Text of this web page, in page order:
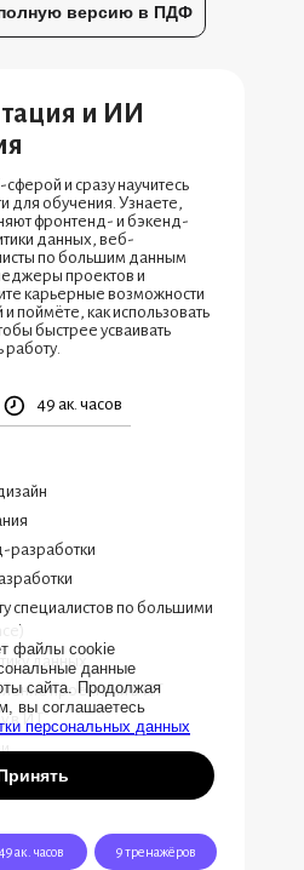
версию в ПДФ
и сразу научитесь
для обучения. Узнаете,
фронтенд- и бэкенд-
данных, веб-
по большим данным
проектов и
карьерные возможности
поймёте, как использовать
быстрее усваивать
работу.
обучения
в ИТ
проектами в ИТ
данных
специалистов по большими
разработки
49 ак. часов 9 тренажёров
49 ак. часов
и ИИ
файлы cookie
данные
сайта. Продолжая
вы соглашаетесь
персональных данных